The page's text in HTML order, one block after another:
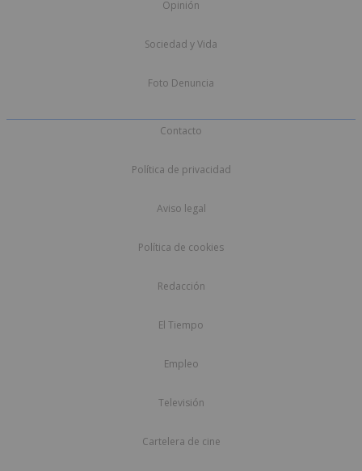
Opinión
Sociedad y Vida
Foto Denuncia
Contacto
Política de privacidad
Aviso legal
Política de cookies
Redacción
El Tiempo
Empleo
Televisión
Cartelera de cine